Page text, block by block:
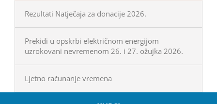
Rezultati Natječaja za donacije 2026.
Prekidi u opskrbi električnom energijom
uzrokovani nevremenom 26. i 27. ožujka 2026.
Ljetno računanje vremena